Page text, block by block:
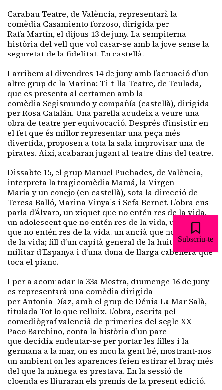
Carabau Teatre, de València, representarà la
comèdia Casamientoforzoso, dirigida per
RafaMartín, el dijous 13 de juny. La sempiterna
història del vell que vol casar-se amb la jove sense la
seguretat de la fidelitat. En castellà.
I arribem al divendres 14 de juny amb l’actuació d’un
altre grup de la Marina: Ti-t-lla Teatre, de Teulada,
que es presenta al certamen amb la
comèdia Segismundoy compañía (castellà), dirigida
per Rosa Catalán. Una parella acudeix a veure una
obra de teatre per equivocació. Després d’insistir en
el fet que és millor representar una peça més
divertida, proposen a tota la sala improvisar una de
pirates. Així, acabaran jugant al teatre dins del teatre.
Dissabte 15, el grup ManuelPuchades, de València,
interpreta la tragicomèdiaMamá, laVirgen
Maríayun conejo (en castellà), sota la direcció de
TeresaBalló, Marina Vinyals i SefaBernet. L’obra ens
parla d’Álvaro, un xiquet que no entén res de la vida,
un adolescent que no entén res de la vida, un home
que no entén res de la vida, un ancià que no entén res
de la vida; fill d’un capità general de la huitena regió
militar d’Espanya i d’una dona de llarga cabellera que
toca el piano.
I per a acomiadar la 33a Mostra, diumenge 16 de juny
es representarà una comèdia dirigida
perAntoniaDíaz, amb el grup de Dénia La Mar Salà,
titulada Totlo que relluix. L’obra, escrita pel
comediògraf valencià de primeries del segle XX
PacoBarchino, conta la història d’un pare
que decidix endeutar-se per portar les filles i la
germana a la mar, on es mou la gent bé, mostrant-nos
un ambient on les aparences feien estirar el braç més
del que la mànega es prestava. En la sessió de
cloenda es lliuraran els premis de la present edició.
Subscriu-te